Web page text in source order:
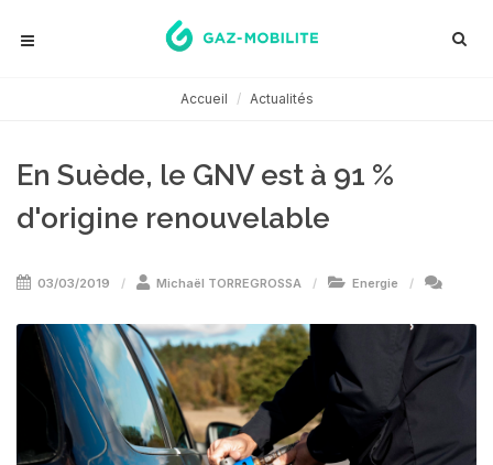
Accueil Actualités
En Suède, le GNV est à 91 %
d'origine renouvelable
03/03/2019 Michaël TORREGROSSA Energie